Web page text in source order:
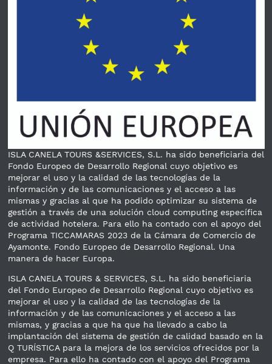
ISLA CANELA TOURS &SERVICES, S.L. ha sido beneficiaria del
Fondo Europeo de Desarrollo Regional cuyo objetivo es
mejorar el uso y la calidad de las tecnologías de la
información y de las comunicaciones y el acceso a las
mismas y gracias al que ha podido optimizar su sistema de
gestión a través de una solución cloud computing específica
de actividad hotelera. Para ello ha contado con el apoyo del
Programa TICCAMARAS 2023 de la Cámara de Comercio de
Ayamonte. Fondo Europeo de Desarrollo Regional. Una
manera de hacer Europa.
ISLA CANELA TOURS & SERVICES, S.L. ha sido beneficiaria
del Fondo Europeo de Desarrollo Regional cuyo objetivo es
mejorar el uso y la calidad de las tecnologías de la
información y de las comunicaciones y el acceso a las
mismas, y gracias a que ha que ha llevado a cabo la
implantación del sistema de gestión de calidad basado en la
Q TURÍSTICA para la mejora de los servicios ofrecidos por la
empresa. Para ello ha contado con el apoyo del Programa